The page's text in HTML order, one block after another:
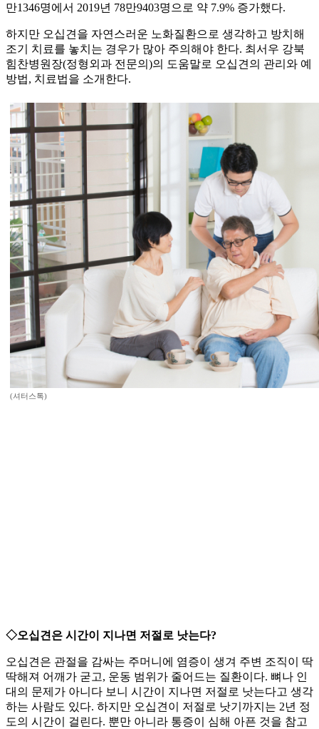
만1346명에서 2019년 78만9403명으로 약 7.9% 증가했다.
하지만 오십견을 자연스러운 노화질환으로 생각하고 방치해
조기 치료를 놓치는 경우가 많아 주의해야 한다. 최서우 강북
힘찬병원장(정형외과 전문의)의 도움말로 오십견의 관리와 예
방법, 치료법을 소개한다.
(셔터스톡)
◇오십견은 시간이 지나면 저절로 낫는다?
오십견은 관절을 감싸는 주머니에 염증이 생겨 주변 조직이 딱
딱해져 어깨가 굳고, 운동 범위가 줄어드는 질환이다. 뼈나 인
대의 문제가 아니다 보니 시간이 지나면 저절로 낫는다고 생각
하는 사람도 있다. 하지만 오십견이 저절로 낫기까지는 2년 정
도의 시간이 걸린다. 뿐만 아니라 통증이 심해 아픈 것을 참고